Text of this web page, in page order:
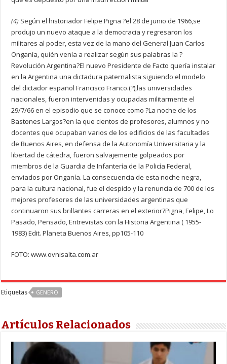
(4) Según el historiador Felipe Pigna ?el 28 de junio de 1966,se
produjo un nuevo ataque a la democracia y regresaron los
militares al poder, esta vez de la mano del General Juan Carlos
Onganía, quién venía a realizar según sus palabras la ?
Revolución Argentina?El nuevo Presidente de Facto quería instalar
en la Argentina una dictadura paternalista siguiendo el modelo
del dictador español Francisco Franco.(?),las universidades
nacionales, fueron intervenidas y ocupadas militarmente el
29/7/66 en el episodio que se conoce como ?La noche de los
Bastones Largos?en la que cientos de profesores, alumnos y no
docentes que ocupaban varios de los edificios de las facultades
de Buenos Aires, en defensa de la Autonomía Universitaria y la
libertad de cátedra, fueron salvajemente golpeados por
miembros de la Guardia de Infantería de la Policía Federal,
enviados por Onganía. La consecuencia de esta noche negra,
para la cultura nacional, fue el despido y la renuncia de 700 de los
mejores profesores de las universidades argentinas que
continuaron sus brillantes carreras en el exterior?Pigna, Felipe, Lo
Pasado, Pensado, Entrevistas con la Historia Argentina ( 1955-
1983) Edit. Planeta Buenos Aires, pp105-110
FOTO: www.ovnisalta.com.ar
Etiquetas GENERO
Artículos Relacionados